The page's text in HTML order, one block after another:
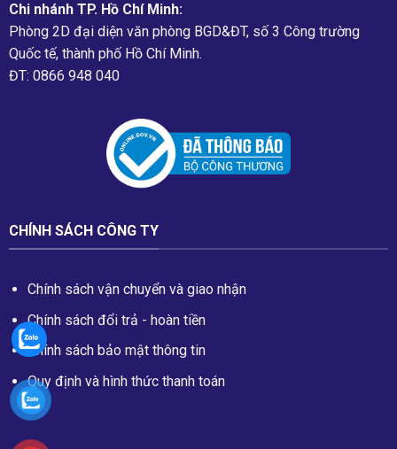
Chi nhánh TP. Hồ Chí Minh:
Phòng 2D đại diện văn phòng BGD&ĐT, số 3 Công trường
Quốc tế, thành phố Hồ Chí Minh.
ĐT: 0866 948 040
CHÍNH SÁCH CÔNG TY
Chính sách vận chuyển và giao nhận
Chính sách đổi trả - hoàn tiền
Chính sách bảo mật thông tin
Quy định và hình thức thanh toán